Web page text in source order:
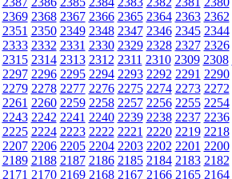
2369 2368 2367 2366 2365 2364 2363 2362
2351 2350 2349 2348 2347 2346 2345 2344
2333 2332 2331 2330 2329 2328 2327 2326
2315 2314 2313 2312 2311 2310 2309 2308
2297 2296 2295 2294 2293 2292 2291 2290
2279 2278 2277 2276 2275 2274 2273 2272
2261 2260 2259 2258 2257 2256 2255 2254
2243 2242 2241 2240 2239 2238 2237 2236
2225 2224 2223 2222 2221 2220 2219 2218
2207 2206 2205 2204 2203 2202 2201 2200
2189 2188 2187 2186 2185 2184 2183 2182
2171 2170 2169 2168 2167 2166 2165 2164